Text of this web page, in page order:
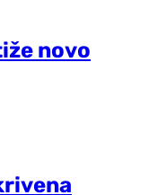
novo